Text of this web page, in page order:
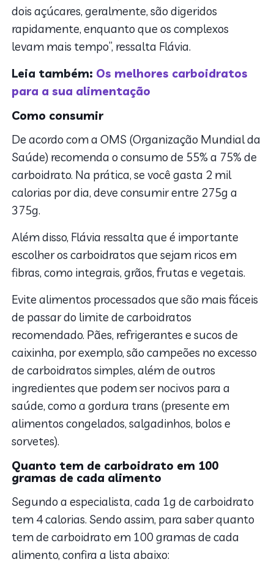
dois açúcares, geralmente, são digeridos
rapidamente, enquanto que os complexos
levam mais tempo”, ressalta Flávia.
Leia também: Os melhores carboidratos
para a sua alimentação
Como consumir
De acordo com a OMS (Organização Mundial da
Saúde) recomenda o consumo de 55% a 75% de
carboidrato. Na prática, se você gasta 2 mil
calorias por dia, deve consumir entre 275g a
375g.
Além disso, Flávia ressalta que é importante
escolher os carboidratos que sejam ricos em
fibras, como integrais, grãos, frutas e vegetais.
Evite alimentos processados que são mais fáceis
de passar do limite de carboidratos
recomendado. Pães, refrigerantes e sucos de
caixinha, por exemplo, são campeões no excesso
de carboidratos simples, além de outros
ingredientes que podem ser nocivos para a
saúde, como a gordura trans (presente em
alimentos congelados, salgadinhos, bolos e
sorvetes).
Quanto tem de carboidrato em 100
gramas de cada alimento
Segundo a especialista, cada 1g de carboidrato
tem 4 calorias. Sendo assim, para saber quanto
tem de carboidrato em 100 gramas de cada
alimento, confira a lista abaixo: